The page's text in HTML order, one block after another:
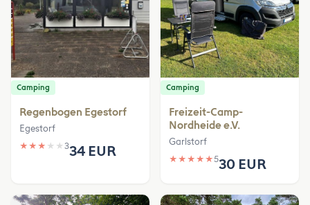
Camping
Regenbogen Egestorf
Egestorf
★ ★ ★ ★ ★ 334 EUR
Camping
Freizeit-Camp-
Nordheide e.V.
Garlstorf
★ ★ ★ ★ ★530 EUR